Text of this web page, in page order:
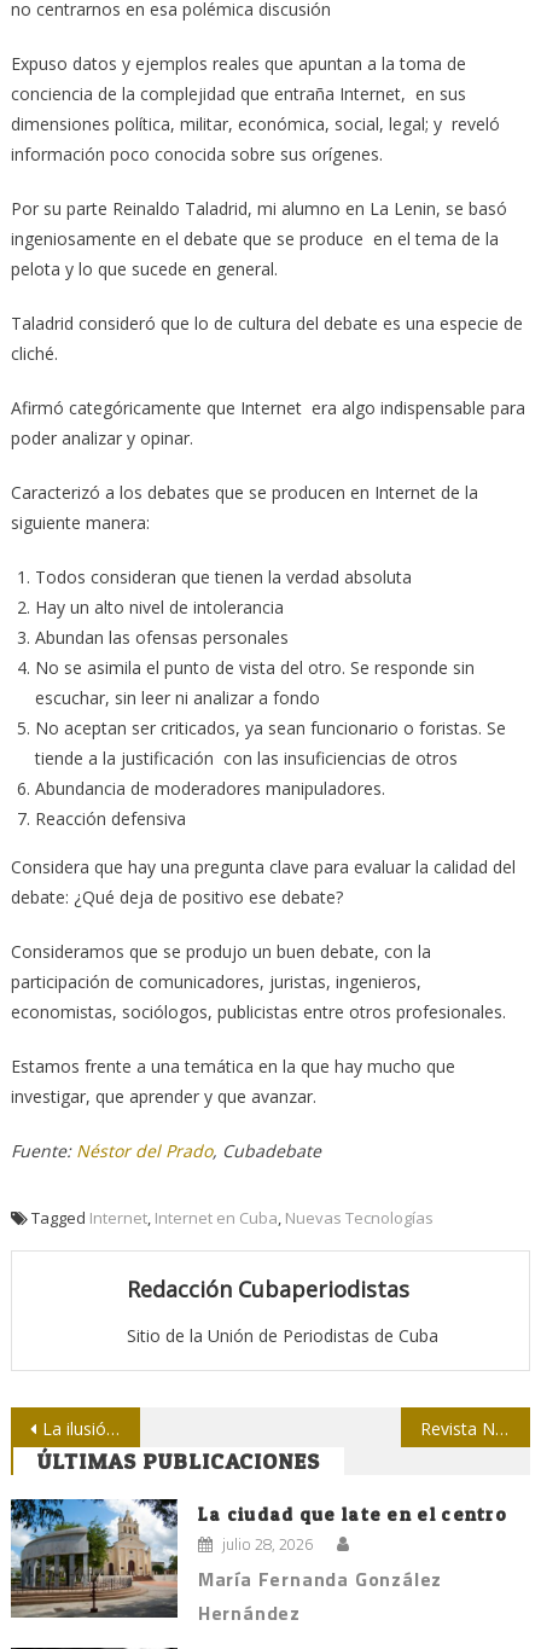
no centrarnos en esa polémica discusión
Expuso datos y ejemplos reales que apuntan a la toma de
conciencia de la complejidad que entraña Internet, en sus
dimensiones política, militar, económica, social, legal; y reveló
información poco conocida sobre sus orígenes.
Por su parte Reinaldo Taladrid, mi alumno en La Lenin, se basó
ingeniosamente en el debate que se produce en el tema de la
pelota y lo que sucede en general.
Taladrid consideró que lo de cultura del debate es una especie de
cliché.
Afirmó categóricamente que Internet era algo indispensable para
poder analizar y opinar.
Caracterizó a los debates que se producen en Internet de la
siguiente manera:
Todos consideran que tienen la verdad absoluta
Hay un alto nivel de intolerancia
Abundan las ofensas personales
No se asimila el punto de vista del otro. Se responde sin
escuchar, sin leer ni analizar a fondo
No aceptan ser criticados, ya sean funcionario o foristas. Se
tiende a la justificación con las insuficiencias de otros
Abundancia de moderadores manipuladores.
Reacción defensiva
Considera que hay una pregunta clave para evaluar la calidad del
debate: ¿Qué deja de positivo ese debate?
Consideramos que se produjo un buen debate, con la
participación de comunicadores, juristas, ingenieros,
economistas, sociólogos, publicistas entre otros profesionales.
Estamos frente a una temática en la que hay mucho que
investigar, que aprender y que avanzar.
Fuente: Néstor del Prado, Cubadebate
Tagged Internet, Internet en Cuba, Nuevas Tecnologías
Redacción Cubaperiodistas
Sitio de la Unión de Periodistas de Cuba
Navegación
de
entradas
La ilusión de escoger la fuente informativa Revista National Geografic cae en las garras de Rupert Murdoch
ÚLTIMAS PUBLICACIONES
La ciudad que late en el centro
julio 28, 2026
María Fernanda González
Hernández